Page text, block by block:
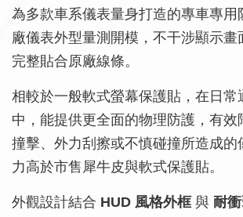
為多款車系儀表量身打造的專車專用
廠儀表外型量測開模，不干涉顯示畫
完整貼合原廠線條。
相較於一般軟式螢幕保護貼，在日常
中，能提供更全面的物理防護，有效
撞擊、外力刮擦或不慎碰撞所造成的
力高於市售犀牛皮與軟式保護貼。
外觀設計結合 HUD 風格外框與 耐